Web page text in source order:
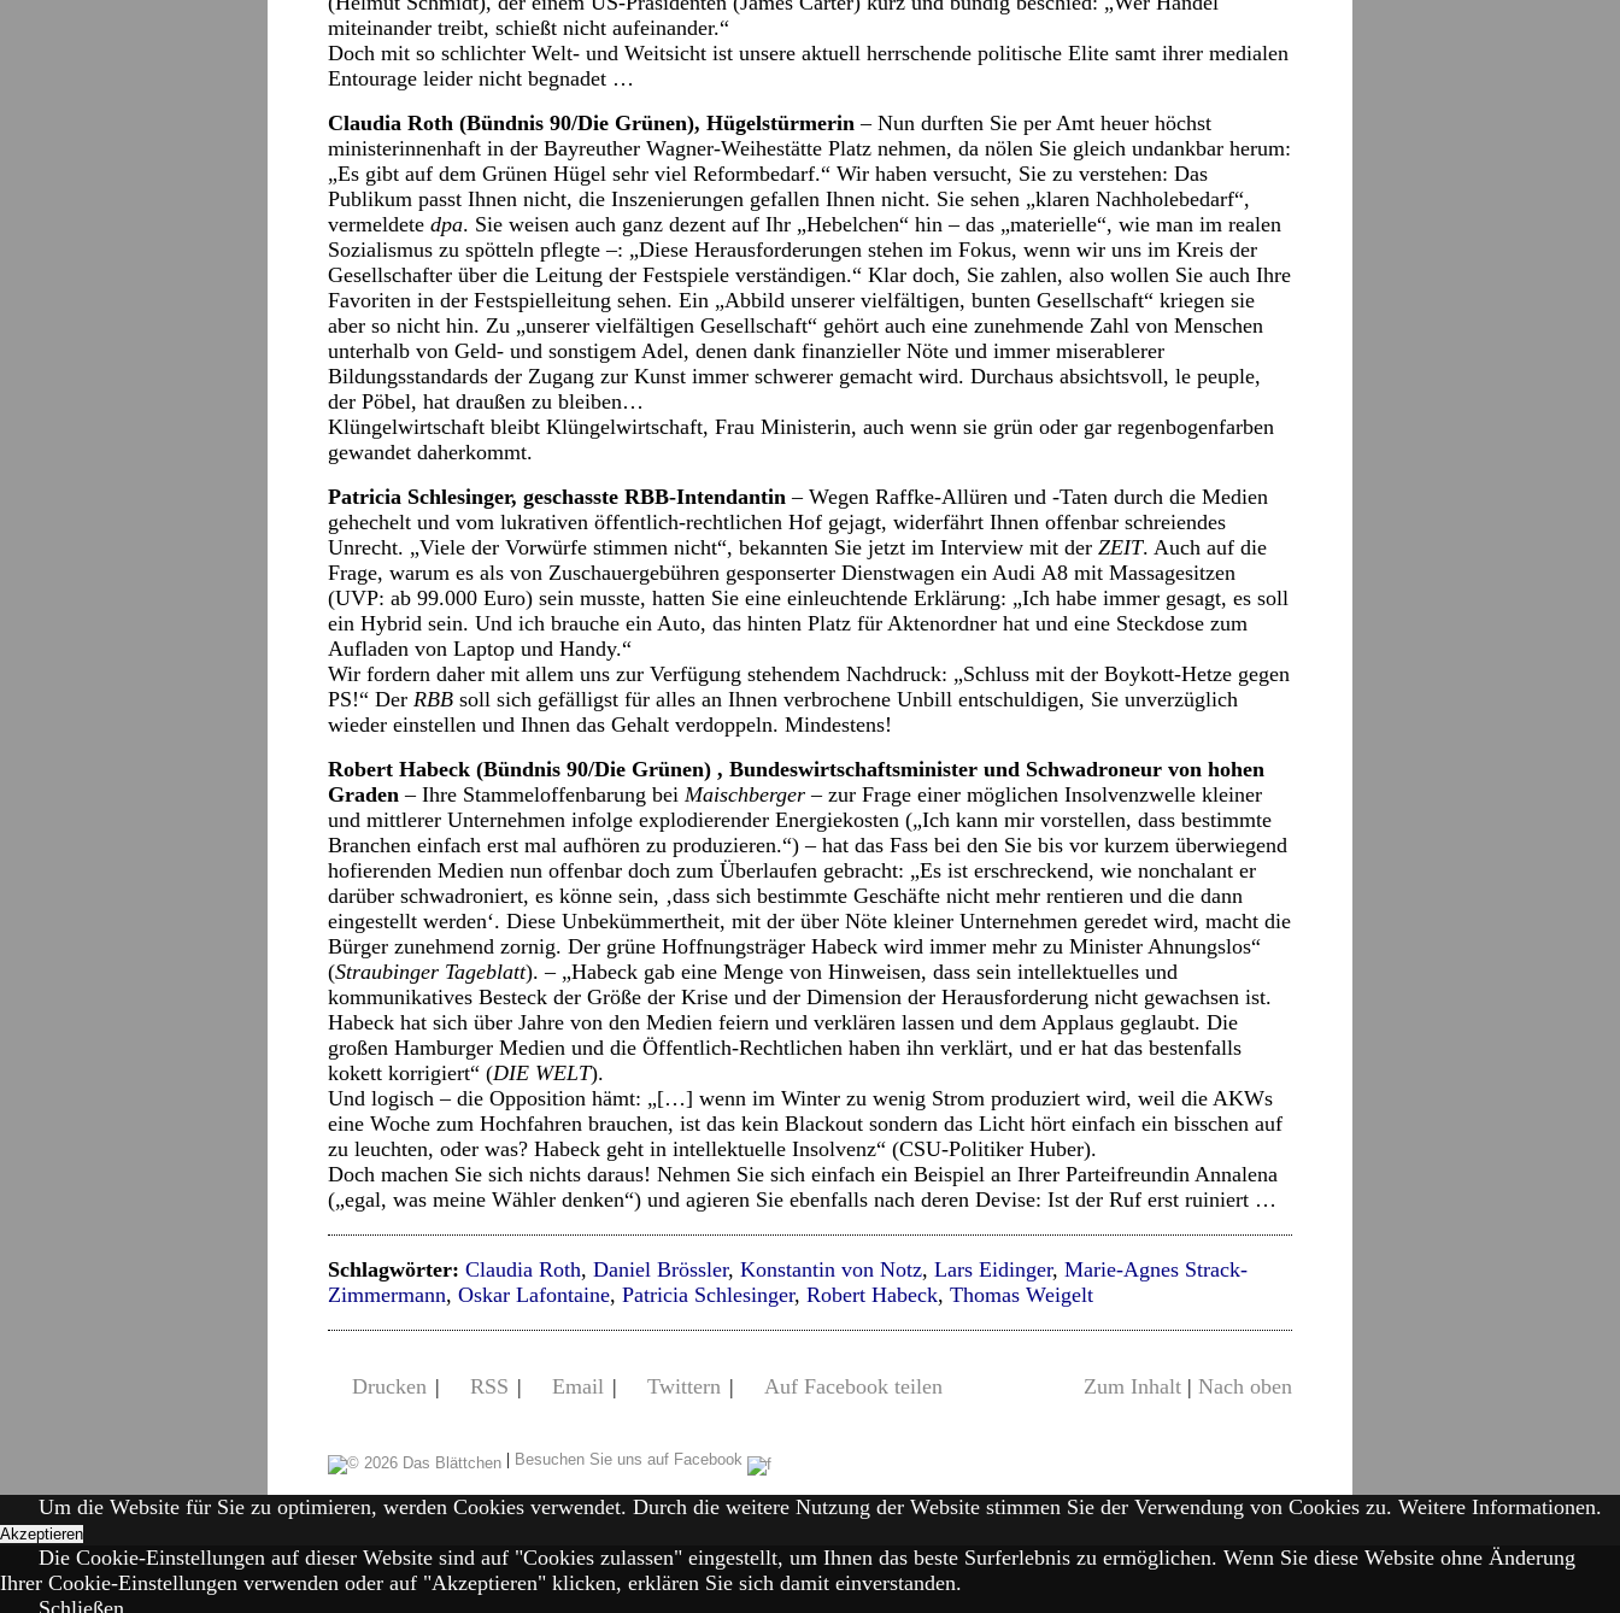
miteinander treibt, schießt nicht aufeinander.“
Doch mit so schlichter Welt- und Weitsicht ist unsere aktuell herrschende politische Elite samt ihrer medialen
Entourage leider nicht begnadet …
Claudia Roth (Bündnis 90/Die Grünen), Hügelstürmerin – Nun durften Sie per Amt heuer höchst
ministerinnenhaft in der Bayreuther Wagner-Weihestätte Platz nehmen, da nölen Sie gleich undankbar herum:
„Es gibt auf dem Grünen Hügel sehr viel Reformbedarf.“ Wir haben versucht, Sie zu verstehen: Das
Publikum passt Ihnen nicht, die Inszenierungen gefallen Ihnen nicht. Sie sehen „klaren Nachholebedarf“,
vermeldete dpa. Sie weisen auch ganz dezent auf Ihr „Hebelchen“ hin – das „materielle“, wie man im realen
Sozialismus zu spötteln pflegte –: „Diese Herausforderungen stehen im Fokus, wenn wir uns im Kreis der
Gesellschafter über die Leitung der Festspiele verständigen.“ Klar doch, Sie zahlen, also wollen Sie auch Ihre
Favoriten in der Festspielleitung sehen. Ein „Abbild unserer vielfältigen, bunten Gesellschaft“ kriegen sie
aber so nicht hin. Zu „unserer vielfältigen Gesellschaft“ gehört auch eine zunehmende Zahl von Menschen
unterhalb von Geld- und sonstigem Adel, denen dank finanzieller Nöte und immer miserablerer
Bildungsstandards der Zugang zur Kunst immer schwerer gemacht wird. Durchaus absichtsvoll, le peuple,
der Pöbel, hat draußen zu bleiben…
Klüngelwirtschaft bleibt Klüngelwirtschaft, Frau Ministerin, auch wenn sie grün oder gar regenbogenfarben
gewandet daherkommt.
Patricia Schlesinger, geschasste RBB-Intendantin – Wegen Raffke-Allüren und -Taten durch die Medien
gehechelt und vom lukrativen öffentlich-rechtlichen Hof gejagt, widerfährt Ihnen offenbar schreiendes
Unrecht. „Viele der Vorwürfe stimmen nicht“, bekannten Sie jetzt im Interview mit der ZEIT. Auch auf die
Frage, warum es als von Zuschauergebühren gesponserter Dienstwagen ein Audi A8 mit Massagesitzen
(UVP: ab 99.000 Euro) sein musste, hatten Sie eine einleuchtende Erklärung: „Ich habe immer gesagt, es soll
ein Hybrid sein. Und ich brauche ein Auto, das hinten Platz für Aktenordner hat und eine Steckdose zum
Aufladen von Laptop und Handy.“
Wir fordern daher mit allem uns zur Verfügung stehendem Nachdruck: „Schluss mit der Boykott-Hetze gegen
PS!“ Der RBB soll sich gefälligst für alles an Ihnen verbrochene Unbill entschuldigen, Sie unverzüglich
wieder einstellen und Ihnen das Gehalt verdoppeln. Mindestens!
Robert Habeck (Bündnis 90/Die Grünen) , Bundeswirtschaftsminister und Schwadroneur von hohen
Graden – Ihre Stammeloffenbarung bei Maischberger – zur Frage einer möglichen Insolvenzwelle kleiner
und mittlerer Unternehmen infolge explodierender Energiekosten („Ich kann mir vorstellen, dass bestimmte
Branchen einfach erst mal aufhören zu produzieren.“) – hat das Fass bei den Sie bis vor kurzem überwiegend
hofierenden Medien nun offenbar doch zum Überlaufen gebracht: „Es ist erschreckend, wie nonchalant er
darüber schwadroniert, es könne sein, ‚dass sich bestimmte Geschäfte nicht mehr rentieren und die dann
eingestellt werden‘. Diese Unbekümmertheit, mit der über Nöte kleiner Unternehmen geredet wird, macht die
Bürger zunehmend zornig. Der grüne Hoffnungsträger Habeck wird immer mehr zu Minister Ahnungslos“
(Straubinger Tageblatt). – „Habeck gab eine Menge von Hinweisen, dass sein intellektuelles und
kommunikatives Besteck der Größe der Krise und der Dimension der Herausforderung nicht gewachsen ist.
Habeck hat sich über Jahre von den Medien feiern und verklären lassen und dem Applaus geglaubt. Die
großen Hamburger Medien und die Öffentlich-Rechtlichen haben ihn verklärt, und er hat das bestenfalls
kokett korrigiert“ (DIE WELT).
Und logisch – die Opposition hämt: „[…] wenn im Winter zu wenig Strom produziert wird, weil die AKWs
eine Woche zum Hochfahren brauchen, ist das kein Blackout sondern das Licht hört einfach ein bisschen auf
zu leuchten, oder was? Habeck geht in intellektuelle Insolvenz“ (CSU-Politiker Huber).
Doch machen Sie sich nichts daraus! Nehmen Sie sich einfach ein Beispiel an Ihrer Parteifreundin Annalena
(„egal, was meine Wähler denken“) und agieren Sie ebenfalls nach deren Devise: Ist der Ruf erst ruiniert …
Schlagwörter: Claudia Roth, Daniel Brössler, Konstantin von Notz, Lars Eidinger, Marie-Agnes Strack-
Zimmermann, Oskar Lafontaine, Patricia Schlesinger, Robert Habeck, Thomas Weigelt
Drucken | RSS | Email | Twittern | Auf Facebook teilen Zum Inhalt | Nach oben
| Besuchen Sie uns auf Facebook
Um die Website für Sie zu optimieren, werden Cookies verwendet. Durch die weitere Nutzung der Website stimmen Sie der Verwendung von Cookies zu. Weitere Informationen.
Akzeptieren
Die Cookie-Einstellungen auf dieser Website sind auf "Cookies zulassen" eingestellt, um Ihnen das beste Surferlebnis zu ermöglichen. Wenn Sie diese Website ohne Änderung
Ihrer Cookie-Einstellungen verwenden oder auf "Akzeptieren" klicken, erklären Sie sich damit einverstanden.
Schließen